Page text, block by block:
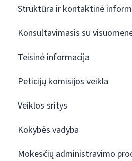
Struktūra ir kontaktinė
Konsultavimasis su
Teisinė informacija
Peticijų komisijos veikla
Veiklos sritys
Kokybės vadyba
Mokesčių administravimo